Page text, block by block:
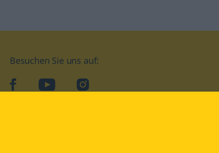
Besuchen Sie uns auf:
facebookYouTube Instagram